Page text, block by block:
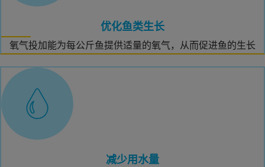
优化鱼类生长
氧气投加能为每公斤鱼提供适量的氧气，从而促进鱼的生长
减少用水量